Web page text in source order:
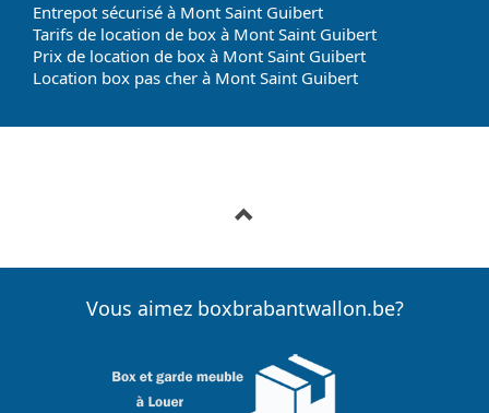
Entrepot sécurisé à Mont Saint Guibert
Tarifs de location de box à Mont Saint Guibert
Prix de location de box à Mont Saint Guibert
Location box pas cher à Mont Saint Guibert
Vous aimez boxbrabantwallon.be?